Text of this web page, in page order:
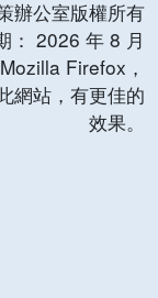
辦公室版權所有
： 2026 年 8 月
Firefox，
網站，有更佳的
效果。